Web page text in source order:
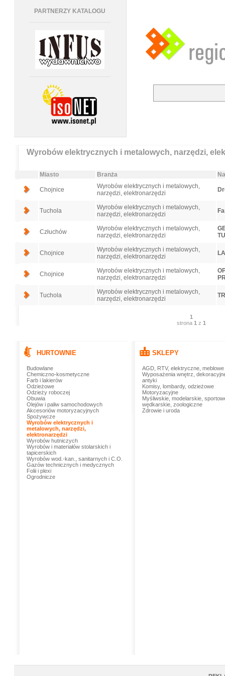
PARTNERZY KATALOGU
Wyrobów elektrycznych i metalowych, narzędzi,
Miasto Branża
Chojnice
Wyrobów elektrycznych i metalowych,
narzędzi, elektronarzędzi
Tuchola
Wyrobów elektrycznych i metalowych,
narzędzi, elektronarzędzi
Człuchów
Wyrobów elektrycznych i metalowych,
narzędzi, elektronarzędzi
Chojnice
Wyrobów elektrycznych i metalowych,
narzędzi, elektronarzędzi
Chojnice
Wyrobów elektrycznych i metalowych,
narzędzi, elektronarzędzi
Tuchola
Wyrobów elektrycznych i metalowych,
narzędzi, elektronarzędzi
1
strona 1 z 1
HURTOWNIE
Budowlane
Chemiczno-kosmetyczne
Farb i lakierów
Odzieżowe
Odzieży roboczej
Obuwia
Olejów i paliw samochodowych
Akcesoriów motoryzacyjnych
Spożywcze
Wyrobów elektrycznych i
metalowych, narzędzi,
elektronarzędzi
Wyrobów hutniczych
Wyrobów i materiałów stolarskich i
tapicerskich
Wyrobów wod.-kan., sanitarnych i C.O.
Gazów technicznych i medycznych
Folii i plexi
Ogrodnicze
SKLEPY
AGD, RTV, elektryczne, meblowe
Wyposażenia wnętrz,
antyki
Komisy, lombardy, odzieżowe
Motoryzacyjne
Myśliwskie, modelarskie,
wędkarskie, zoologiczne
Zdrowie i uroda